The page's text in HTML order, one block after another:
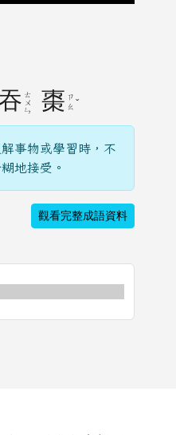
ㄊ
ㄨ
ㄣ
棗 ㄗ
ㄠ ˇ
事物或學習時，不
地接受。
觀看完整成語資料